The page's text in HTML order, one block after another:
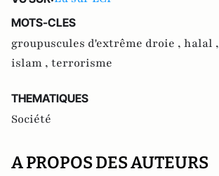
MOTS-CLES
groupuscules d'extrême droie , halal ,
islam , terrorisme
THEMATIQUES
Société
A PROPOS DES AUTEURS